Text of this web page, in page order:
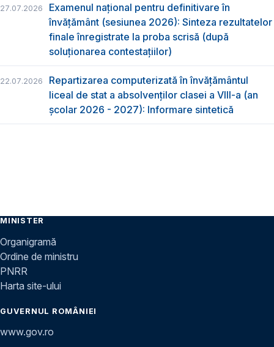
27.07.2026
Examenul național pentru definitivare în
învățământ (sesiunea 2026): Sinteza rezultatelor
finale înregistrate la proba scrisă (după
soluționarea contestațiilor)
22.07.2026
Repartizarea computerizată în învăţământul
liceal de stat a absolvenţilor clasei a VIII-a (an
școlar 2026 - 2027): Informare sintetică
MINISTER
Organigramă
Ordine de ministru
PNRR
Harta site-ului
GUVERNUL ROMÂNIEI
www.gov.ro